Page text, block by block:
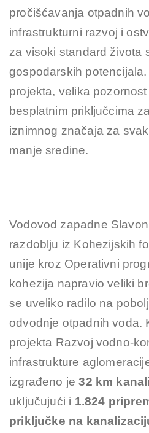
pročišćavanja otpadnih
infrastrukturni razvoj i
za visoki standard života
gospodarskih
projekta, velika
besplatnim priključcima
iznimnog značaja za
manje sredine.
Vodovod zapadne
razdoblju iz Kohezijskih
unije kroz Operativni
kohezija napravio veliki
se uveliko radilo na
odvodnje otpadnih voda.
projekta Razvoj vodno-
infrastrukture
izgrađeno je32 km
uključujući i 1.824
priključke na